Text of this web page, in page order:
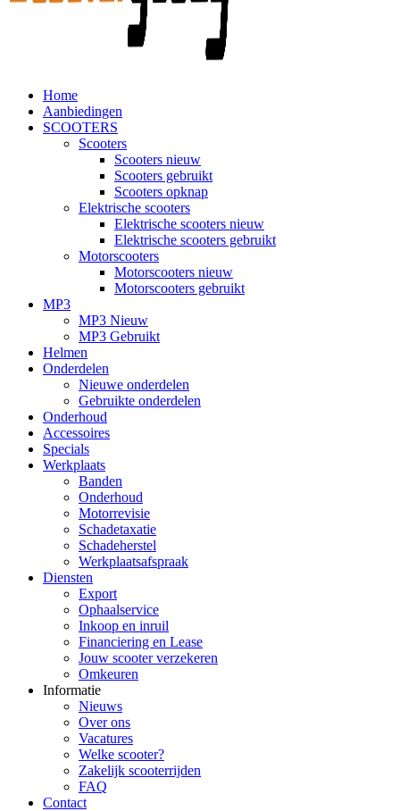
Home
Aanbiedingen
SCOOTERS
Scooters
Scooters nieuw
Scooters gebruikt
Scooters opknap
Elektrische scooters
Elektrische scooters nieuw
Elektrische scooters gebruikt
Motorscooters
Motorscooters nieuw
Motorscooters gebruikt
MP3
MP3 Nieuw
MP3 Gebruikt
Helmen
Onderdelen
Nieuwe onderdelen
Gebruikte onderdelen
Onderhoud
Accessoires
Specials
Werkplaats
Banden
Onderhoud
Motorrevisie
Schadetaxatie
Schadeherstel
Werkplaatsafspraak
Diensten
Export
Ophaalservice
Inkoop en inruil
Financiering en Lease
Jouw scooter verzekeren
Omkeuren
Informatie
Nieuws
Over ons
Vacatures
Welke scooter?
Zakelijk scooterrijden
FAQ
Contact